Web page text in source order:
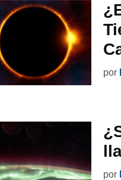
por
por